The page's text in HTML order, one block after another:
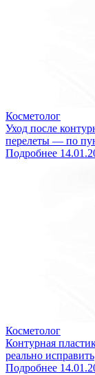
Косметолог
Уход после
перелеты — по
Подробнее
Косметолог
Контурная
реально исправить
Подробнее